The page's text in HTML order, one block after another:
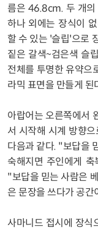
름은 46.8cm. 두 개의
하나 외에는 장식이
할 수 있는 '슬립'으로
짙은 갈색~검은색 슬
전체를 투명한 유약으
라믹 표면을 만들게 된
아랍어는 오른쪽에서
서 시작해 시계 방향
다음과 같다. "보답을
숙해지면 주인에게
"보답을 믿는 사람은
은 문장을 쓰다가 공간
사마니드 접시에 장식